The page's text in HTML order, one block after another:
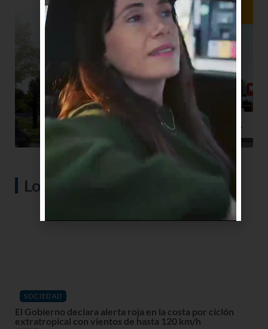
Lo más visto
SOCIEDAD
El Gobierno declara alerta roja en la costa por ciclón
extratropical con vientos de hasta 120 km/h